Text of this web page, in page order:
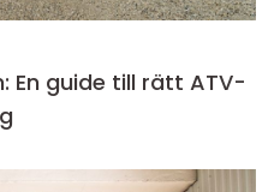
En guide till rätt ATV-